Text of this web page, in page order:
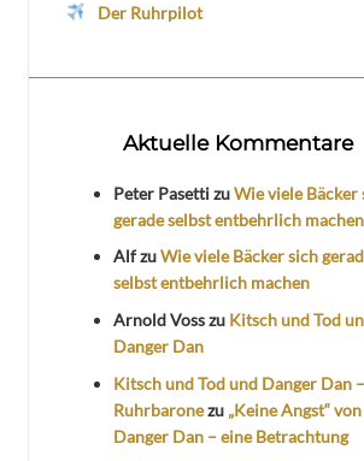
Der Ruhrpilot
Aktuelle Kommentare
Peter PasettizuWie viele Bäcker
gerade selbst entbehrlich machen
AlfzuWie viele Bäcker sich
selbst entbehrlich machen
Arnold Vosszu Kitsch und Tod
Danger Dan
Kitsch und Tod und Danger Dan –
Ruhrbaronezu „Keine Angst“ von
Danger Dan – eine Betrachtung